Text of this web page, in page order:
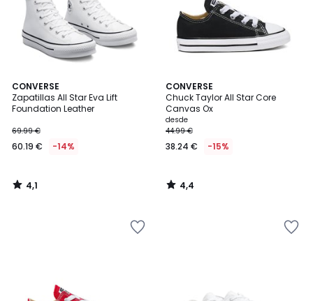
CONVERSE
Zapatillas All Star Eva Lift
Foundation Leather
69.99 €
60.19 € -14%
4,1
/ 5
4,1
/
CONVERSE
Chuck Taylor All Star Core
Canvas Ox
desde
44.99 €
38.24 € -15%
4,4
/ 5
4,4
/